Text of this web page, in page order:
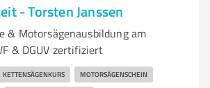
- Torsten Janssen
& Motorsägenausbildung am
& DGUV zertifiziert
KETTENSÄGENKURS MOTORSÄGENSCHEIN